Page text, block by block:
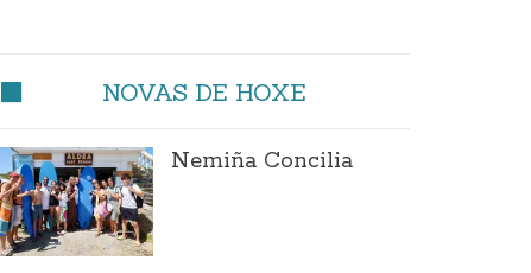
NOVAS DE HOXE
Nemiña Concilia